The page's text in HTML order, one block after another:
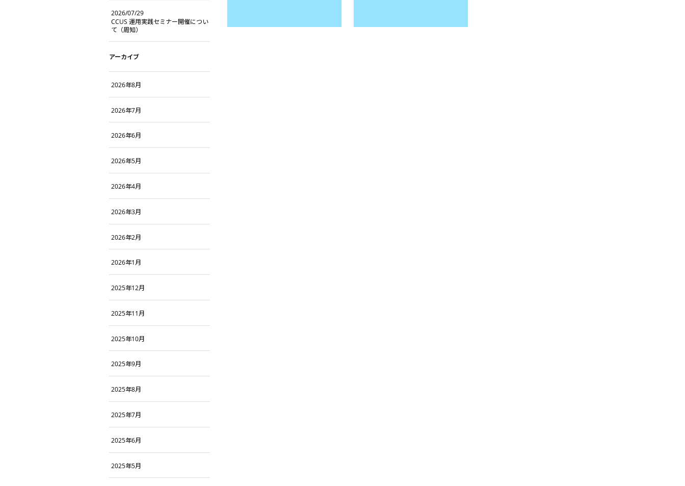
2026/07/29
CCUS 運用実践セミナー開催につい
て（周知）
アーカイブ
2026年8月
2026年7月
2026年6月
2026年5月
2026年4月
2026年3月
2026年2月
2026年1月
2025年12月
2025年11月
2025年10月
2025年9月
2025年8月
2025年7月
2025年6月
2025年5月